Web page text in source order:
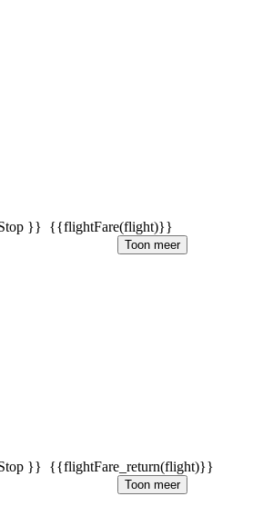
}} {{flightFare(flight)}}
Toon meer
}} {{flightFare_return(flight)}}
Toon meer